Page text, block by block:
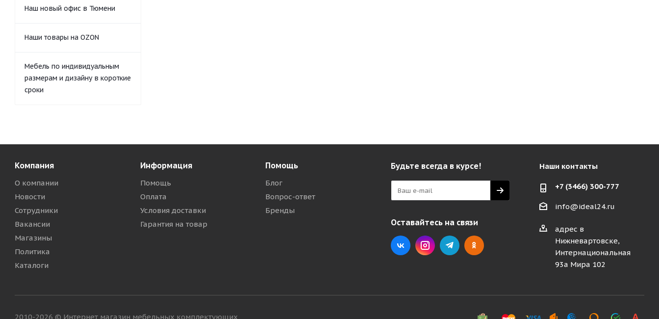
Наш новый офис в Тюмени
Наши товары на OZON
Мебель по индивидуальным
размерам и дизайну в короткие
сроки
Компания
О компании
Новости
Сотрудники
Вакансии
Магазины
Политика
Каталоги
Информация
Помощь
Оплата
Условия доставки
Гарантия на товар
Помощь
Блог
Вопрос-ответ
Бренды
Будьте всегда в курсе!
Оставайтесь на связи
Наши контакты
+7 (3466) 300-777
info@ideal24.ru
адрес в
Нижневартовске,
Интернациональная
93а Мира 102
2010-2026 © Интернет магазин мебельных комплектующих